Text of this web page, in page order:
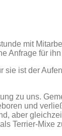
mit
Anfrage für ihn
ist der
zu uns.
und
aber
Terrier-